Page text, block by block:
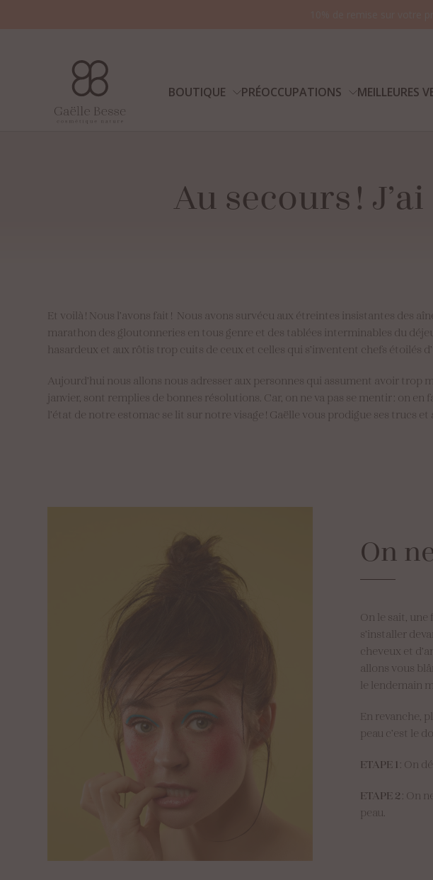
BOUTIQUE PRÉOCCUPATIONS MEILLEURES
Au secours! J’ai
Et voilà ! Nous l’avons fait ! Nous avons survécu aux étreintes insistantes des
marathon des gloutonneries en tous genre et des tablées interminables du
hasardeux et aux rôtis trop cuits de ceux et celles qui s’inventent chefs étoilés
Aujourd’hui nous allons nous adresser aux personnes qui assument avoir trop
janvier, sont remplies de bonnes résolutions. Car, on ne va pas se mentir : on
l’état de notre estomac se lit sur notre visage ! Gaëlle vous prodigue ses trucs
On
On le sait, une
s’installer
cheveux et
allons vous
le lendemain
En revanche,
peau c’est le
ETAPE 1 : On
ETAPE 2 : On
peau.